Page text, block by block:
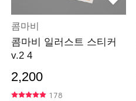
콤마비
콤마비 일러스트 스티커
v.2 4
2,200
178